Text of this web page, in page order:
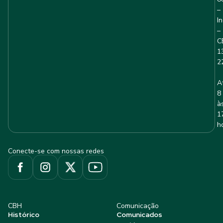
–
–
8
Conecte-se com nossas redes
CBH
Histórico
Comunicação
Comunicados